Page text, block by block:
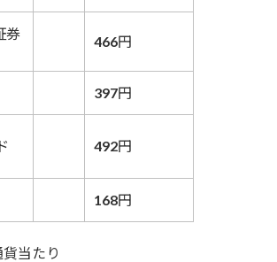
券
466円
397円
492円
168円
当たり